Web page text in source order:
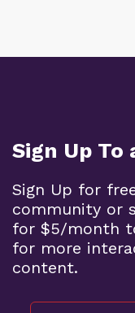
Sign Up To
Sign Up for
community or
for $5/month
for more
content.